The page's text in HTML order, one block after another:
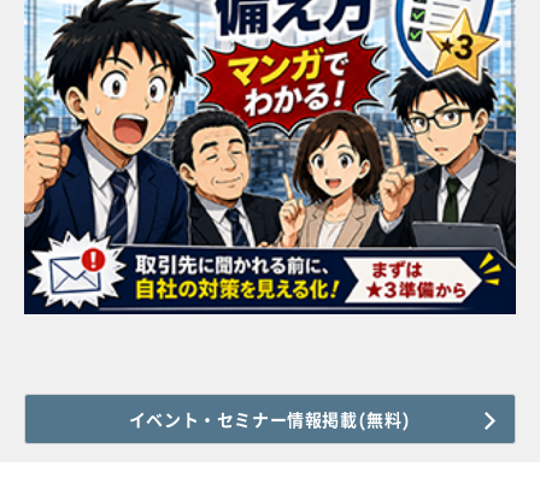
イベント・セミナー情報掲載(無料)